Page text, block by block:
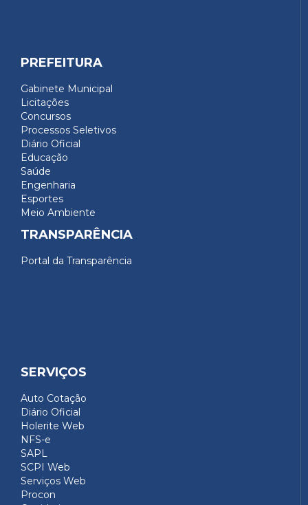
PREFEITURA
Gabinete Municipal
Licitações
Concursos
Processos Seletivos
Diário Oficial
Educação
Saúde
Engenharia
Esportes
Meio Ambiente
TRANSPARÊNCIA
Portal da Transparência
SERVIÇOS
Auto Cotação
Diário Oficial
Holerite Web
NFS-e
SAPL
SCPI Web
Serviços Web
Procon